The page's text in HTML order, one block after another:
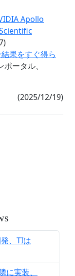
Apollo
果をすぐ得ら
ポータル、
(2025/12/19)
、TIは
実装、